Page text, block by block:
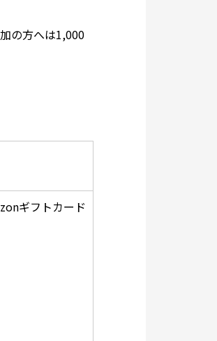
の方へは1,000
ギフトカード